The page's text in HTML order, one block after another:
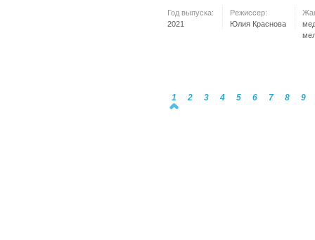
Год выпуска:
2021
Режиссер:
Юлия Краснова
1 2 3 4 5 6 7 8 9